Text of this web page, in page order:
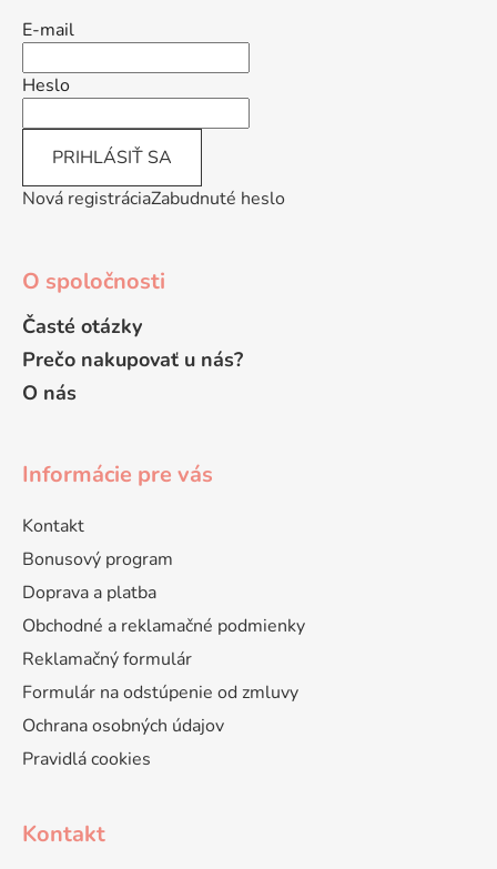
E-mail
Heslo
PRIHLÁSIŤ SA
Nová registráciaZabudnuté heslo
O spoločnosti
Časté otázky
Prečo nakupovať u nás?
O nás
Informácie pre vás
Kontakt
Bonusový program
Doprava a platba
Obchodné a reklamačné podmienky
Reklamačný formulár
Formulár na odstúpenie od zmluvy
Ochrana osobných údajov
Pravidlá cookies
Kontakt